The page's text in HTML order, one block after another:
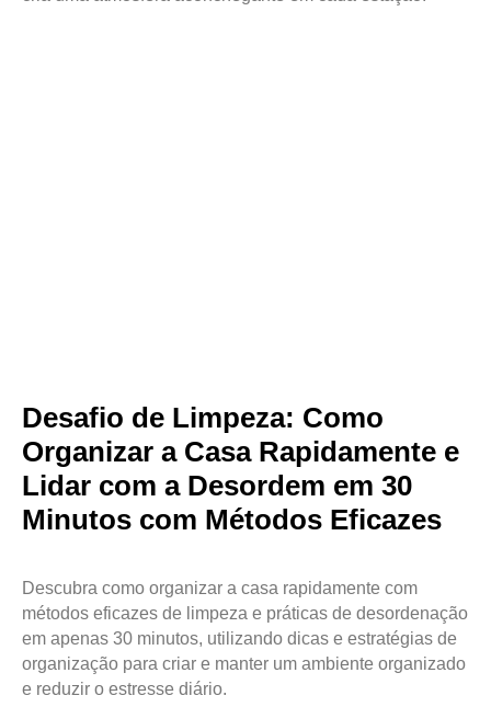
Desafio de Limpeza: Como
Organizar a Casa Rapidamente e
Lidar com a Desordem em 30
Minutos com Métodos Eficazes
Descubra como organizar a casa rapidamente com
métodos eficazes de limpeza e práticas de desordenação
em apenas 30 minutos, utilizando dicas e estratégias de
organização para criar e manter um ambiente organizado
e reduzir o estresse diário.